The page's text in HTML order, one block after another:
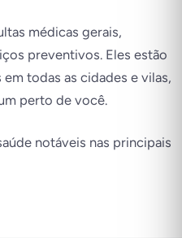
médicas gerais,
preventivos. Eles estão
todas as cidades e vilas,
perto de você.
notáveis nas principais